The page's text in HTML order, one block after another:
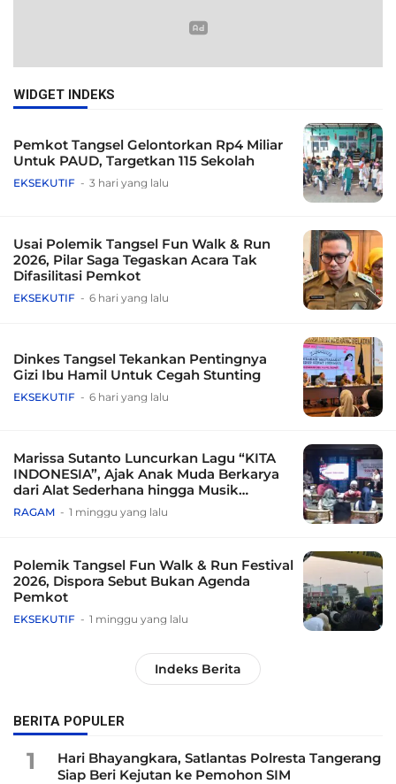
WIDGET INDEKS
Pemkot Tangsel Gelontorkan Rp4 Miliar
Untuk PAUD, Targetkan 115 Sekolah
EKSEKUTIF 3 hari yang lalu
Usai Polemik Tangsel Fun Walk & Run
2026, Pilar Saga Tegaskan Acara Tak
Difasilitasi Pemkot
EKSEKUTIF 6 hari yang lalu
Dinkes Tangsel Tekankan Pentingnya
Gizi Ibu Hamil Untuk Cegah Stunting
EKSEKUTIF 6 hari yang lalu
Marissa Sutanto Luncurkan Lagu “KITA
INDONESIA”, Ajak Anak Muda Berkarya
dari Alat Sederhana hingga Musik
Tradisional
RAGAM 1 minggu yang lalu
Polemik Tangsel Fun Walk & Run Festival
2026, Dispora Sebut Bukan Agenda
Pemkot
EKSEKUTIF 1 minggu yang lalu
Indeks Berita
BERITA POPULER
1
Hari Bhayangkara, Satlantas Polresta Tangerang
Siap Beri Kejutan ke Pemohon SIM